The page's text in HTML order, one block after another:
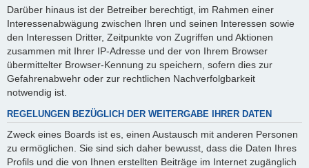
Darüber hinaus ist der Betreiber berechtigt, im Rahmen einer
Interessenabwägung zwischen Ihren und seinen Interessen sowie
den Interessen Dritter, Zeitpunkte von Zugriffen und Aktionen
zusammen mit Ihrer IP-Adresse und der von Ihrem Browser
übermittelter Browser-Kennung zu speichern, sofern dies zur
Gefahrenabwehr oder zur rechtlichen Nachverfolgbarkeit
notwendig ist.
REGELUNGEN BEZÜGLICH DER WEITERGABE IHRER DATEN
Zweck eines Boards ist es, einen Austausch mit anderen Personen
zu ermöglichen. Sie sind sich daher bewusst, dass die Daten Ihres
Profils und die von Ihnen erstellten Beiträge im Internet zugänglich